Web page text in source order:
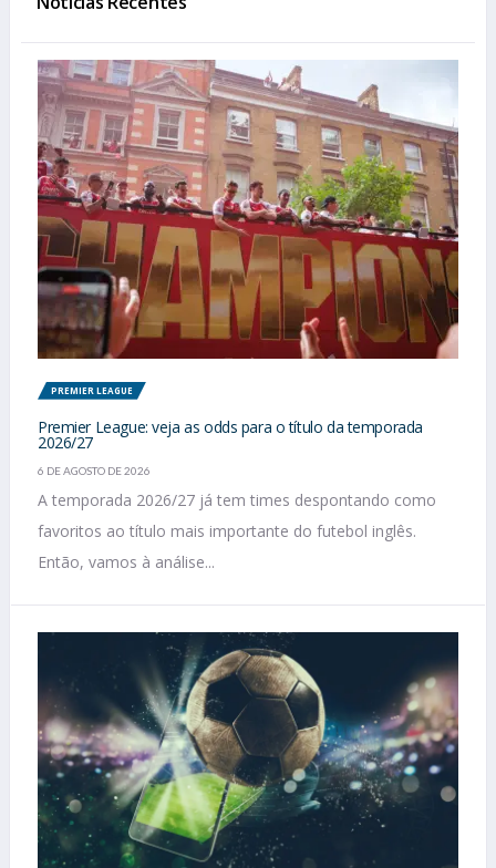
PREMIER LEAGUE
Premier League: veja as odds para o título da temporada
2026/27
6 DE AGOSTO DE 2026
A temporada 2026/27 já tem times despontando como
favoritos ao título mais importante do futebol inglês.
Então, vamos à análise...